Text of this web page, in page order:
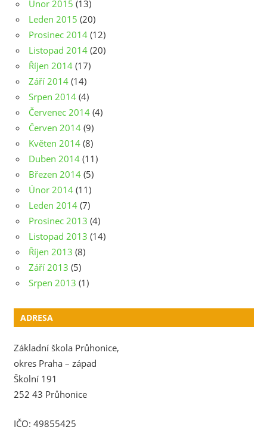
Únor 2015 (13)
Leden 2015 (20)
Prosinec 2014 (12)
Listopad 2014 (20)
Říjen 2014 (17)
Září 2014 (14)
Srpen 2014 (4)
Červenec 2014 (4)
Červen 2014 (9)
Květen 2014 (8)
Duben 2014 (11)
Březen 2014 (5)
Únor 2014 (11)
Leden 2014 (7)
Prosinec 2013 (4)
Listopad 2013 (14)
Říjen 2013 (8)
Září 2013 (5)
Srpen 2013 (1)
ADRESA
Základní škola Průhonice,
okres Praha – západ
Školní 191
252 43 Průhonice
IČO: 49855425